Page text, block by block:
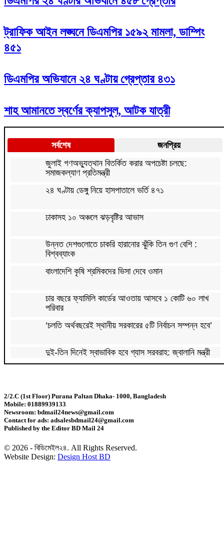
ট্রাফিক আইন লঙ্ঘনে ডিএমপির ১৫৯২ মামলা, ডাম্পিং
৪৫১
ডিএমপির অভিযানে ২৪ ঘণ্টায় গ্রেপ্তার ৪৩১
শাহ আমানতে স্বর্ণের ক্যাপসুল, আটক যাত্রী
সর্বশেষ
জনপ্রিয়
জুলাই গণঅভ্যুত্থান বিতর্কিত করার অপচেষ্টা চলছে:
সমাজকল্যাণ প্রতিমন্ত্রী
২৪ ঘণ্টায় ডেঙ্গু নিয়ে হাসপাতালে ভর্তি ৪৭১
ঢাকাসহ ১০ অঞ্চলে ঝড়বৃষ্টির আভাস
উন্নত দেশগুলোতে চাকরি হারানোর ঝুঁকি তিন গুণ বেশি :
বিশ্বব্যাংক
বাংলাদেশি কৃষি শ্রমিকদের ভিসা দেবে ওমান
চার বছরে ফ্যামিলি কার্ডের আওতায় আসবে ১ কোটি ৬০ লাখ
পরিবার
‘চলতি অর্থবছরেই স্থানীয় সরকারের ৫টি নির্বাচন সম্পন্ন হবে’
দুই-তিন দিনেই স্বাভাবিক হবে গ্যাস সরবরাহ: জ্বালানি মন্ত্রী
স্বর্ণ খাতকে বৈধ-জবাবদিহিমূলক শিল্পে রূপান্তরের উদ্যোগ
হামে ২৪ ঘণ্টায় আক্রান্ত ৮৬০, মৃত্যু ৬
শিকল ভেঙেছি গণতন্ত্র প্রতিষ্ঠায়: তথ্যমন্ত্রী
2/2.C (1st Floor) Purana Paltan Dhaka- 1000, Bangladesh
Mobile: 01889939133
Newsroom: bdmail24news@gmail.com
Contact for ads: adsalesbdmail24@gmail.com
Published by the Editor BD Mail 24
© 2026 - বিডিমেইল২৪. All Rights Reserved.
Website Design: Design Host BD